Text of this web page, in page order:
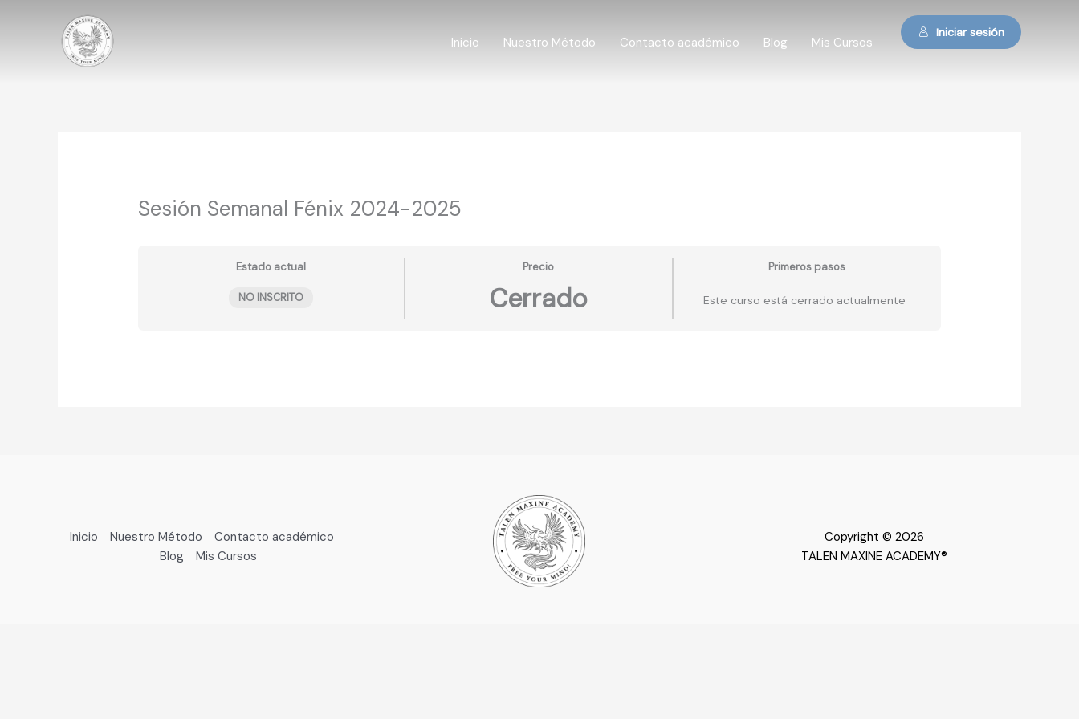
Inicio Nuestro Método Contacto académico Blog Mis Cursos
Iniciar sesión
Sesión Semanal Fénix 2024-2025
Estado actual
NO INSCRITO
Precio
Cerrado
Primeros pasos
Este curso está cerrado actualmente
Inicio Nuestro Método
Contacto académico
Blog
Mis Cursos
Copyright © 2026
TALEN MAXINE ACADEMY®